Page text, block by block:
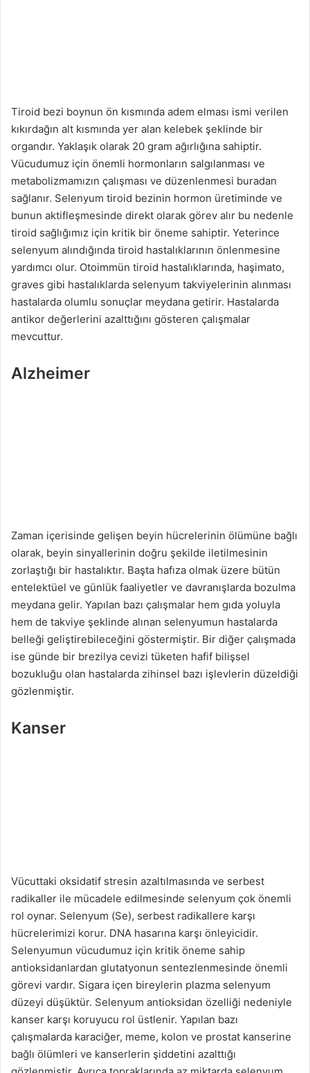
Tiroid bezi boynun ön kısmında adem elması ismi verilen
kıkırdağın alt kısmında yer alan kelebek şeklinde bir
organdır. Yaklaşık olarak 20 gram ağırlığına sahiptir.
Vücudumuz için önemli hormonların salgılanması ve
metabolizmamızın çalışması ve düzenlenmesi buradan
sağlanır. Selenyum tiroid bezinin hormon üretiminde ve
bunun aktifleşmesinde direkt olarak görev alır bu nedenle
tiroid sağlığımız için kritik bir öneme sahiptir. Yeterince
selenyum alındığında tiroid hastalıklarının önlenmesine
yardımcı olur. Otoimmün tiroid hastalıklarında, haşimato,
graves gibi hastalıklarda selenyum takviyelerinin alınması
hastalarda olumlu sonuçlar meydana getirir. Hastalarda
antikor değerlerini azalttığını gösteren çalışmalar
mevcuttur.
Alzheimer
Zaman içerisinde gelişen beyin hücrelerinin ölümüne bağlı
olarak, beyin sinyallerinin doğru şekilde iletilmesinin
zorlaştığı bir hastalıktır. Başta hafıza olmak üzere bütün
entelektüel ve günlük faaliyetler ve davranışlarda bozulma
meydana gelir. Yapılan bazı çalışmalar hem gıda yoluyla
hem de takviye şeklinde alınan selenyumun hastalarda
belleği geliştirebileceğini göstermiştir. Bir diğer çalışmada
ise günde bir brezilya cevizi tüketen hafif bilişsel
bozukluğu olan hastalarda zihinsel bazı işlevlerin düzeldiği
gözlenmiştir.
Kanser
Vücuttaki oksidatif stresin azaltılmasında ve serbest
radikaller ile mücadele edilmesinde selenyum çok önemli
rol oynar. Selenyum (Se), serbest radikallere karşı
hücrelerimizi korur. DNA hasarına karşı önleyicidir.
Selenyumun vücudumuz için kritik öneme sahip
antioksidanlardan glutatyonun sentezlenmesinde önemli
görevi vardır. Sigara içen bireylerin plazma selenyum
düzeyi düşüktür. Selenyum antioksidan özelliği nedeniyle
kanser karşı koruyucu rol üstlenir. Yapılan bazı
çalışmalarda karaciğer, meme, kolon ve prostat kanserine
bağlı ölümleri ve kanserlerin şiddetini azalttığı